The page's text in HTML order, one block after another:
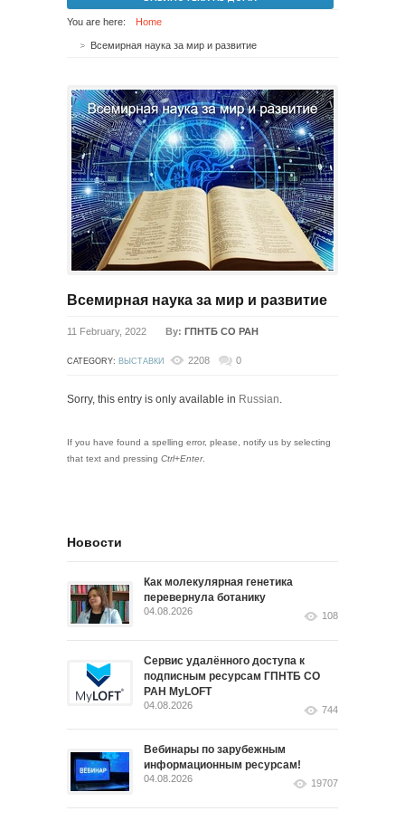
You are here: Home
Всемирная наука за мир и развитие
Всемирная наука за мир и развитие
11 February, 2022 By: ГПНТБ СО РАН
CATEGORY: ВЫСТАВКИ 2208 0
Sorry, this entry is only available in Russian.
If you have found a spelling error, please, notify us by selecting
that text and pressing Ctrl+Enter.
Новости
Как молекулярная генетика
перевернула ботанику
04.08.2026 108
Сервис удалённого доступа к
подписным ресурсам ГПНТБ СО
РАН MyLOFT
04.08.2026 744
Вебинары по зарубежным
информационным ресурсам!
04.08.2026 19707